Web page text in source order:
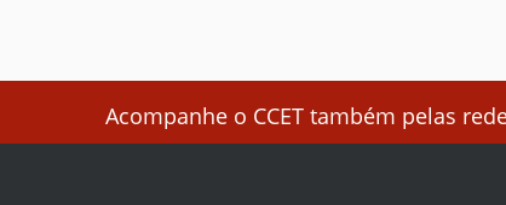
Acompanhe o CCET também pelas